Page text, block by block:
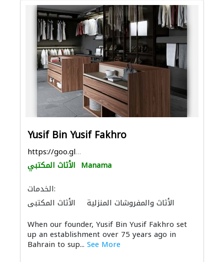
Yusif Bin Yusif Fakhro
https://goo.gl/maps/oFmHf2hN1825BqYN7
الأثاث المكتبي Manama
الخدمات:
الأثاث المكتبي
الأثاث والمفروشات المنزلية
الصوتيات
When our founder, Yusif Bin Yusif Fakhro set
up an establishment over 75 years ago in
Bahrain to sup... See More